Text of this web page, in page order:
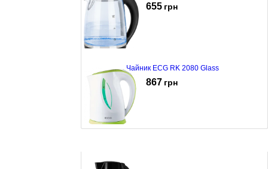
655 грн
Чайник ECG RK 2080 Glass
867 грн